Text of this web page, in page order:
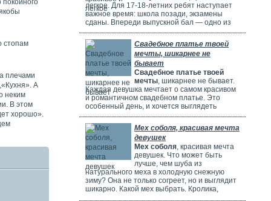
стопам
плечами
А
неким
В этом
хорошо».
легкое. Для 17-18-летних ребят наступает
важное время: школа позади, экзамены
сданы. Впереди выпускной бал — одно из
самых красивых и радостных событий.
Особенно тщательно готовятся девушки.
Они заранее думают о наряде, прическе,
макияже и аксессуарах. Выпускной бал
можно сравнить с конкурсом красоты. Где
девушки соревнуются, кто лучше выглядит.
Свадебное платье твоей
мечты, шикарнее не
бывает
Свадебное платье твоей
мечты, шикарнее не бывает.
Каждая девушка мечтает о самом красивом
и романтичном свадебном платье. Это
особенный день, и хочется выглядеть
потрясающе! Но выбрать идеальное платье
может быть непросто. Раньше девушки
ходили по магазинам, смотрели каталоги и
искали платье в интернете. Сейчас это
проще благодаря онлайн-каталогам. Там
можно найти много красивых нарядов от
разных дизайнеров.
Мех соболя, красивая мечта
девушек
Мех соболя, красивая мечта
девушек. Что может быть
лучше, чем шуба из
натурального меха в холодную снежную
зиму? Она не только согреет, но и выглядит
шикарно. Какой мех выбрать. Кролика,